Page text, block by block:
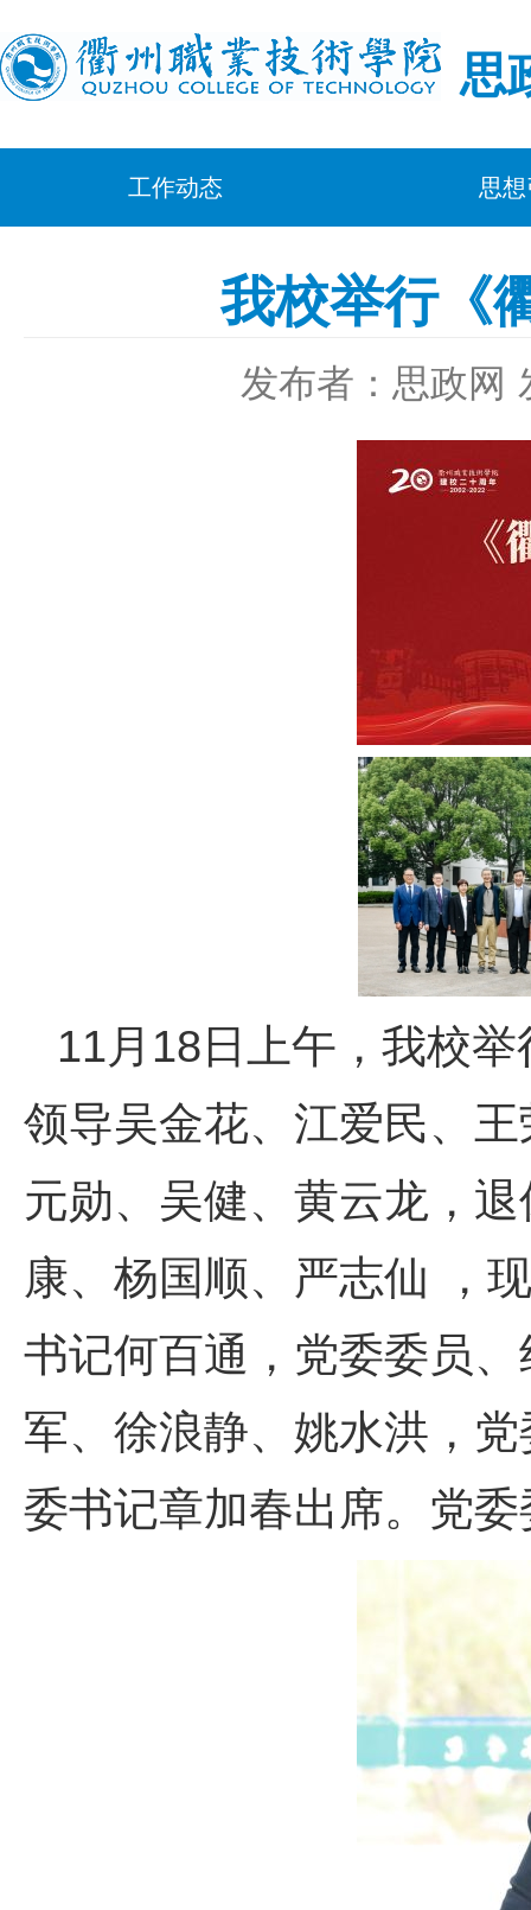
思
工作动态 思
我校举行《
发布者：思政网
11月18日上午，我校
领导吴金花、江爱民、
元勋、吴健、黄云龙，
康、杨国顺、严志仙 ，
书记何百通，党委委员
军、徐浪静、姚水洪，
委书记章加春出席。党